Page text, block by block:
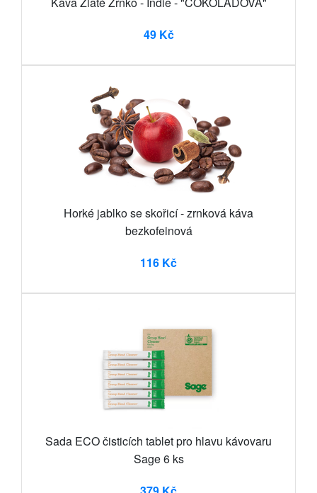
49 Kč
Horké jablko se skořicí - zrnková káva
bezkofeinová
116 Kč
Sada ECO čisticích tablet pro hlavu kávovaru
Sage 6 ks